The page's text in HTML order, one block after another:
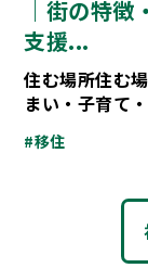
｜街の特
支援...
住む場所住む
まい・子育て
#移住